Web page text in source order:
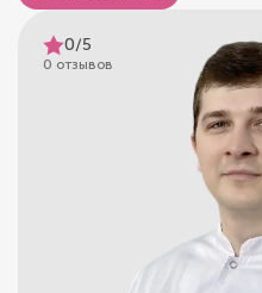
0/5
0 отзывов